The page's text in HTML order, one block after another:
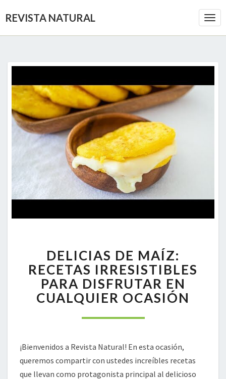
REVISTA NATURAL
DE
MAÍZ:
RECETAS
IRRESISTIBLES
PARA
EN
OCASIÓN
DELICIAS DE MAÍZ:
RECETAS IRRESISTIBLES
PARA DISFRUTAR EN
CUALQUIER OCASIÓN
¡Bienvenidos a Revista Natural! En esta ocasión,
queremos compartir con ustedes increíbles recetas
que llevan como protagonista principal al delicioso